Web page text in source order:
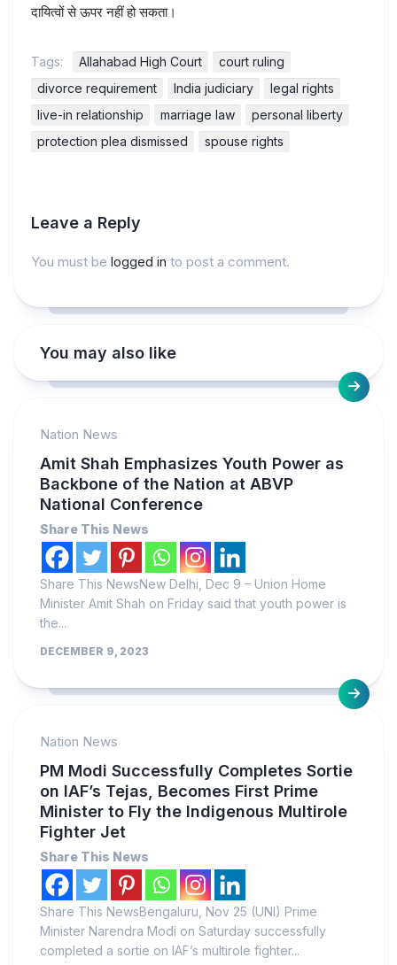
दायित्वों से ऊपर नहीं हो सकता।
Tags: Allahabad High Court
court ruling
divorce requirement
India judiciary
legal rights
live-in relationship
marriage law
personal liberty
protection plea dismissed
spouse rights
Leave a Reply
You must be logged in to post a comment.
You may also like
Nation News
Amit Shah Emphasizes Youth Power as
Backbone of the Nation at ABVP
National Conference
Share This News
Share This NewsNew Delhi, Dec 9 – Union Home
Minister Amit Shah on Friday said that youth power is
the...
DECEMBER 9, 2023
Nation News
PM Modi Successfully Completes Sortie
on IAF’s Tejas, Becomes First Prime
Minister to Fly the Indigenous Multirole
Fighter Jet
Share This News
Share This NewsBengaluru, Nov 25 (UNI) Prime
Minister Narendra Modi on Saturday successfully
completed a sortie on IAF’s multirole fighter...